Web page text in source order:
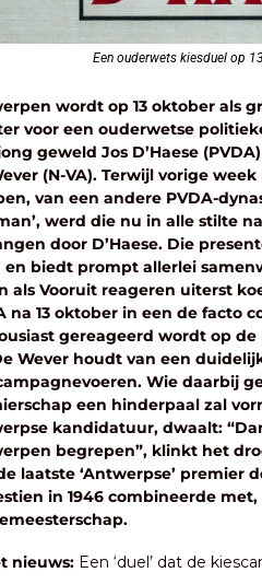
Een ouderwets kiesduel op
wordt op 13 oktober als
voor een ouderwetse
geweld Jos D’Haese
(N-VA). Terwijl vorige
van een andere PVDA-
werd die nu in alle stilte
door D’Haese. Die
en biedt prompt allerlei
als Vooruit reageren uiterst
na 13 oktober in een de facto
gereageerd wordt op de
Wever houdt van een
Wie daarbij
een hinderpaal zal
kandidatuur, dwaalt:
begrepen”, klinkt het
laatste ‘Antwerpse’ premier
in 1946 combineerde
nieuws: Een ‘duel’ dat de